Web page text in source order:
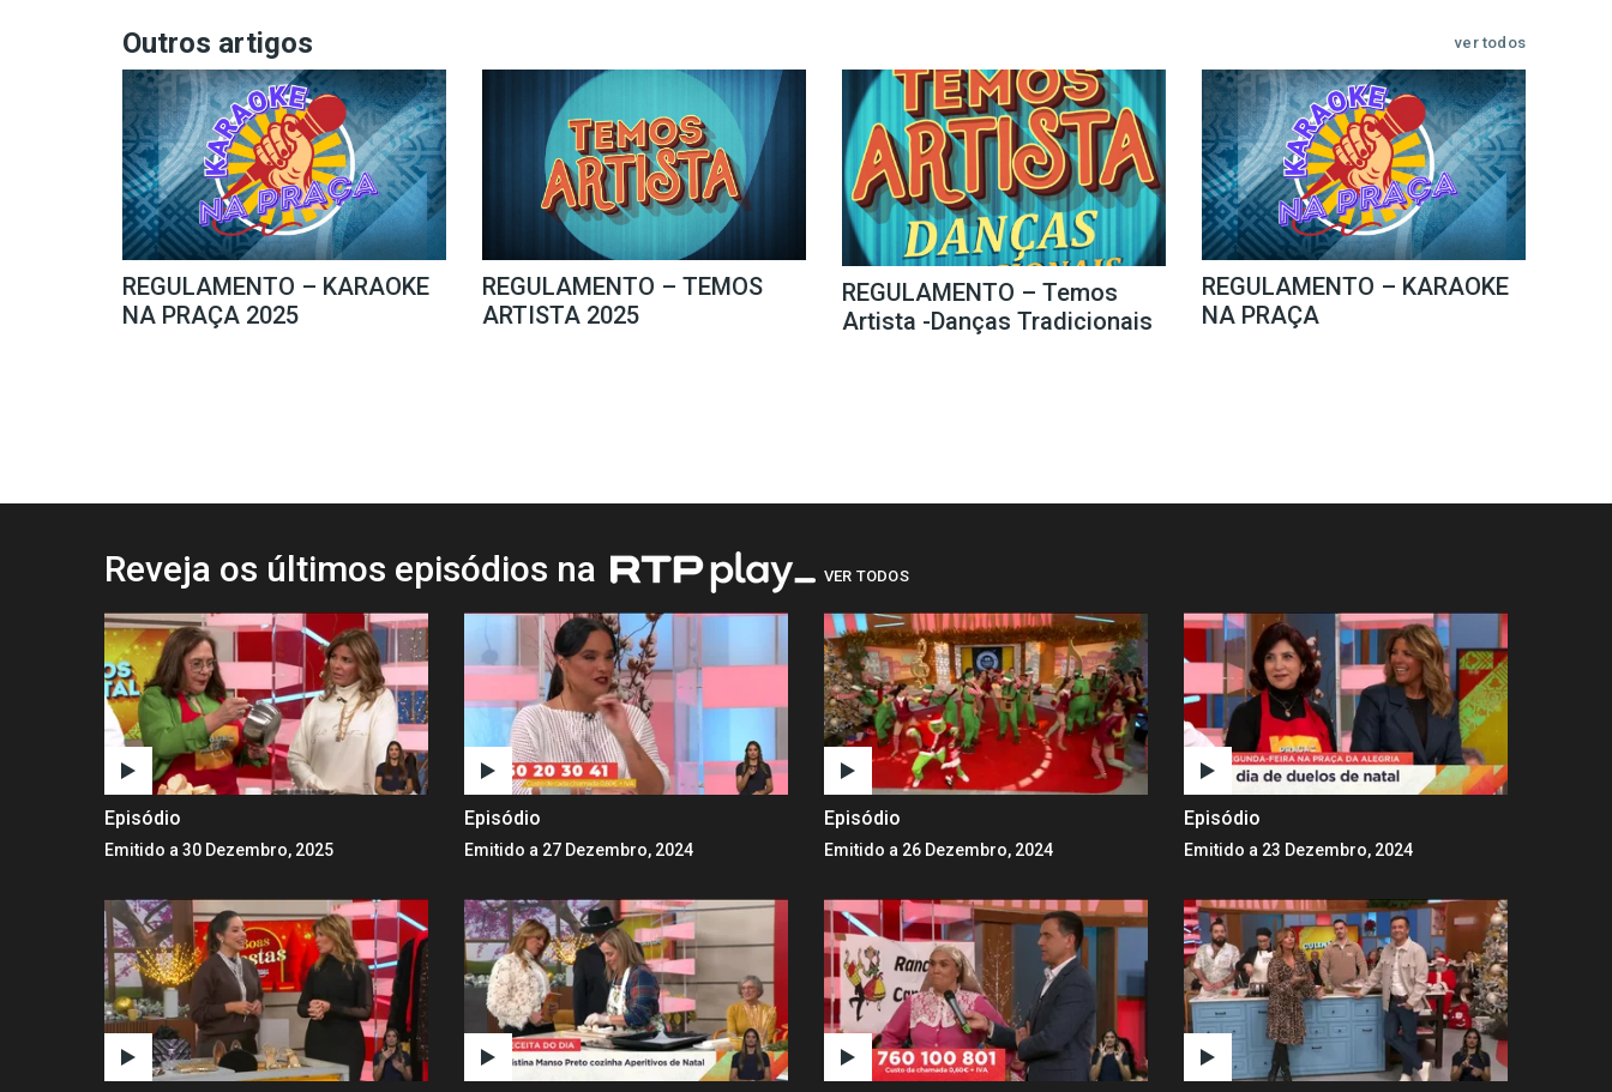
Outros artigos ver todos
REGULAMENTO – KARAOKE
NA PRAÇA 2025
REGULAMENTO – TEMOS
ARTISTA 2025
REGULAMENTO – Temos
Artista -Danças Tradicionais
REGULAMENTO – KARAOKE
NA PRAÇA
Reveja os últimos episódios na VER TODOS
Episódio
Emitido a 30 Dezembro, 2025
Episódio
Emitido a 27 Dezembro, 2024
Episódio
Emitido a 26 Dezembro, 2024
Episódio
Emitido a 23 Dezembro, 2024